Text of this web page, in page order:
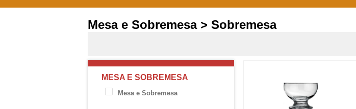
Mesa e Sobremesa > Sobremesa
MESA E SOBREMESA
Mesa e Sobremesa